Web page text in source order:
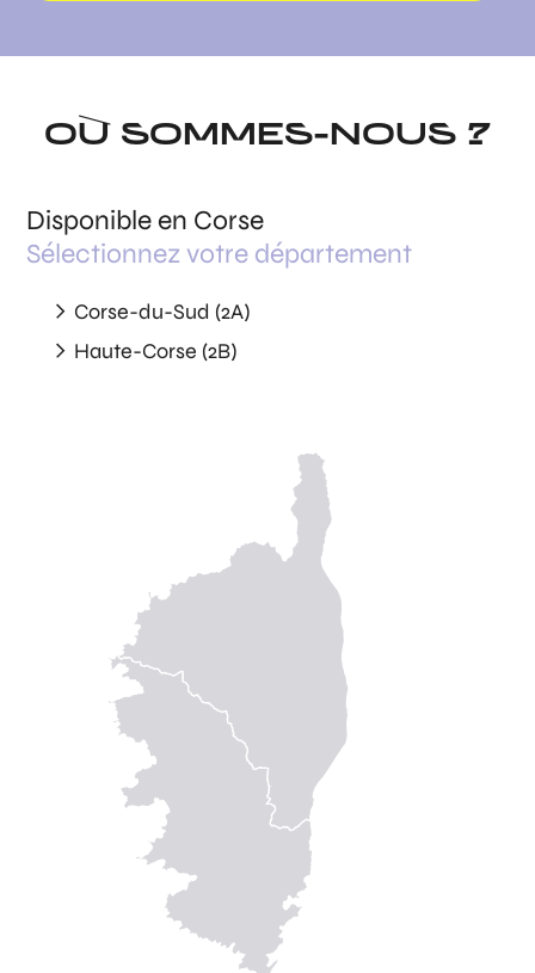
OÙ SOMMES-NOUS ?
Disponible en Corse
Sélectionnez votre département
Corse-du-Sud (2A)
Haute-Corse (2B)